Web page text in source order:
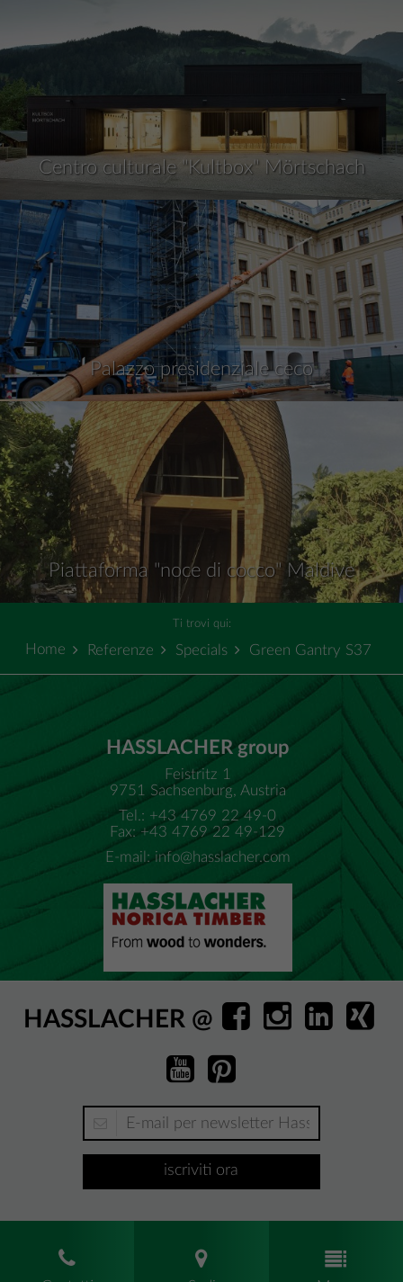
Centro culturale "Kultbox" Mörtschach
Palazzo presidenziale ceco
Piattaforma "noce di cocco" Maldive
Ti trovi qui:
Home Referenze Specials Green Gantry S37
HASSLACHER group
Feistritz 1
9751 Sachsenburg, Austria
Tel.: +43 4769 22 49-0
Fax: +43 4769 22 49-129
E-mail: info@hasslacher.com
HASSLACHER @
iscriviti ora